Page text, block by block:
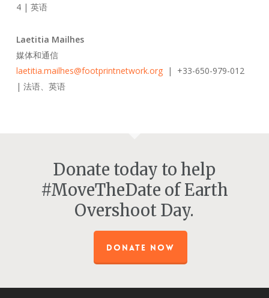
4 | 英语
Laetitia Mailhes
媒体和通信
laetitia.mailhes@footprintnetwork.org| +33-650-979-012
| 法语、英语
Donate today to help
#MoveTheDate of Earth
Overshoot Day.
DONATE NOW